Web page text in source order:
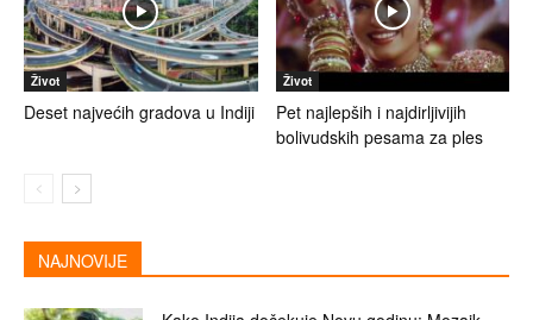
Život
Deset najvećih gradova u Indiji
Život
Pet najlepših i najdirljivijih
bolivudskih pesama za ples
NAJNOVIJE